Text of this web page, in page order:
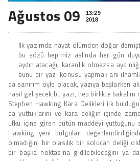
Ağustos 09
13:29
2018
İlk yazımda hayat ölümden doğar
bu sözü hepimiz aslında her gün
aydınlatacağı, karanlık olmazsa
bunu bir yazı konusu yapmak ani
da sanırım öyle olacak, yazıya başlarken
nasıl gelişecek bu yazı, hep birlikte bakalım
Stephen Hawking Kara Delikleri ilk
da yuttuklarını ve kara deliğin içinde
ufku içine giren bütün maddeyi yuttuğunu
Hawking yeni bulguları
olmadığını bir olasılık bir solucan deliği
bir başka noktasına gidilebileceğini ya